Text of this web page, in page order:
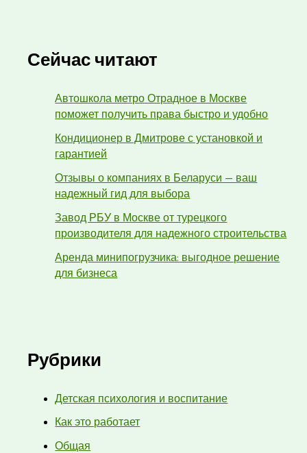
Сейчас читают
Автошкола метро Отрадное в Москве
поможет получить права быстро и удобно
Кондиционер в Дмитрове с установкой и
гарантией
Отзывы о компаниях в Беларуси — ваш
надежный гид для выбора
Завод РБУ в Москве от турецкого
производителя для надежного строительства
Аренда минипогрузчика: выгодное решение
для бизнеса
Рубрики
Детская психология и воспитание
Как это работает
Общая